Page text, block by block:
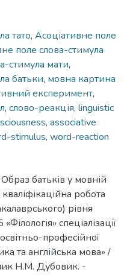
тато, Асоціативне поле
поле слова-стимула
стимула мати,
батьки, мовна картина
експеримент,
, слово-реакція, linguistic
, associative
stimulus, word-reaction
батьків у мовній
кваліфікаційна робота
рівня
спеціалізації
професійної
та англійська мова» /
Н.М. Дубовик. -